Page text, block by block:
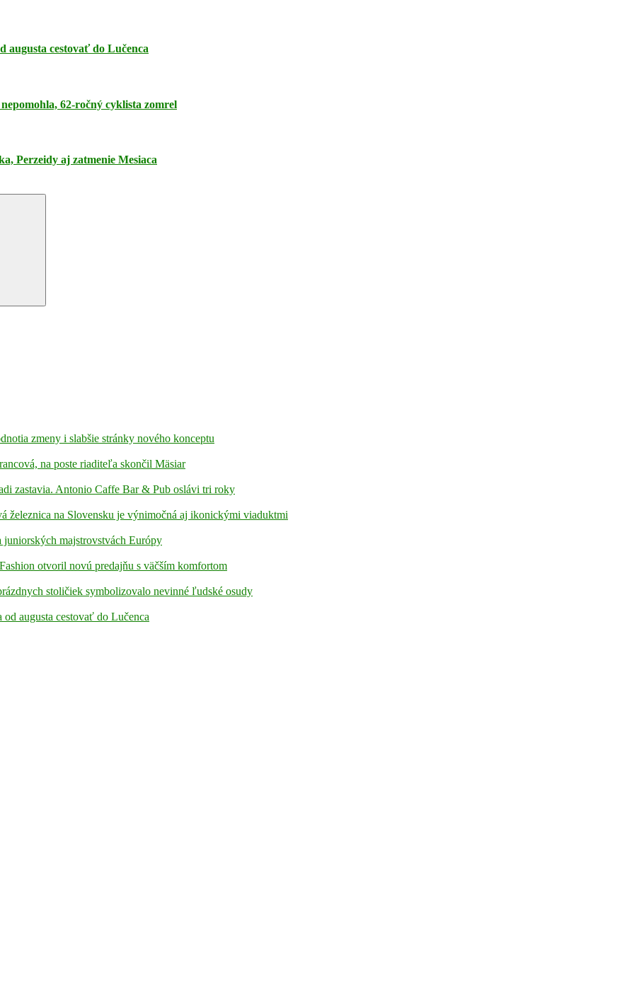
augusta cestovať do Lučenca
62-ročný cyklista zomrel
Perzeidy aj zatmenie Mesiaca
zmeny i slabšie stránky nového konceptu
na poste riaditeľa skončil Mäsiar
zastavia. Antonio Caffe Bar & Pub oslávi tri roky
železnica na Slovensku je výnimočná aj ikonickými viaduktmi
majstrovstvách Európy
otvoril novú predajňu s väčším komfortom
stoličiek symbolizovalo nevinné ľudské osudy
augusta cestovať do Lučenca